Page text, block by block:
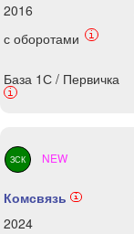
2016
с оборотами
i
База 1С / Первичка
i
ЗСК NEW
Комсвязь i
2024